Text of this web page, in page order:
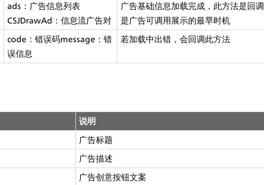
ads：广告信息列表
CSJDrawAd：信息流广告对
广告基础信息加载完成，此方法是回
是广告可调用展示的最早时机
code：错误码message：错
误信息
若加载中出错，会回调此方法
说明
广告标题
广告描述
广告创意按钮文案